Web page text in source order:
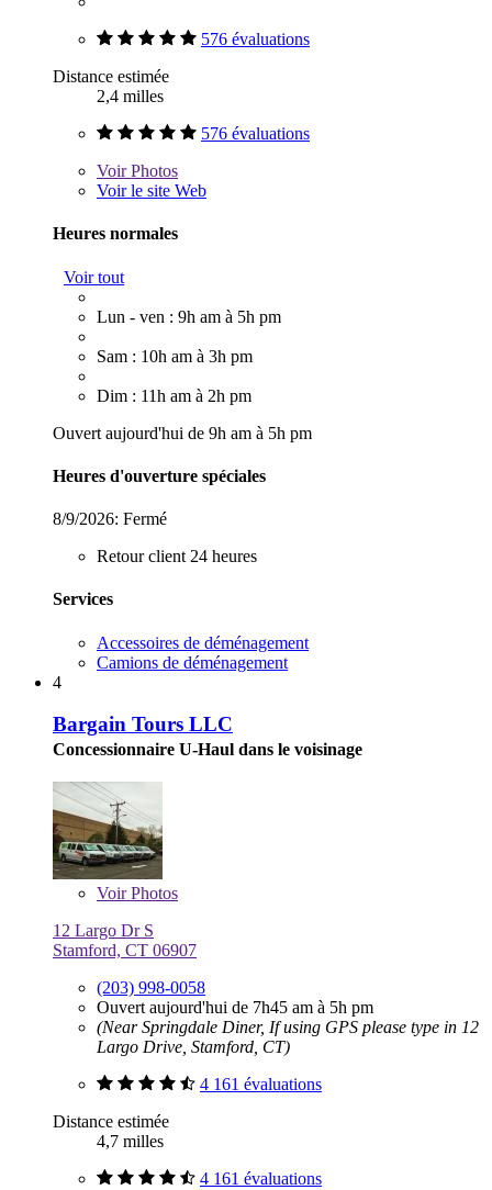
576 évaluations
Distance estimée
2,4 milles
576 évaluations
VoirPhotos
Voir le site Web
Heures normales
Voir tout
Lun - ven : 9h am à 5h pm
Sam : 10h am à 3h pm
Dim : 11h am à 2h pm
Ouvert aujourd'hui de 9h am à 5h pm
Heures d'ouverture spéciales
8/9/2026: Fermé
Retour client 24 heures
Services
Accessoires de déménagement
Camions de déménagement
4
Bargain Tours LLC
Concessionnaire U-Haul dans le voisinage
VoirPhotos
12 Largo Dr S
Stamford, CT 06907
(203) 998-0058
Ouvert aujourd'hui de 7h45 am à 5h pm
(Near Springdale Diner, If using GPS please type in 12
Largo Drive, Stamford, CT)
4 161 évaluations
Distance estimée
4,7 milles
4 161 évaluations